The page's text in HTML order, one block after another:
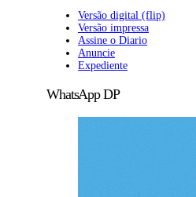
Versão digital (flip)
Versão impressa
Assine o Diario
Anuncie
Expediente
WhatsApp DP